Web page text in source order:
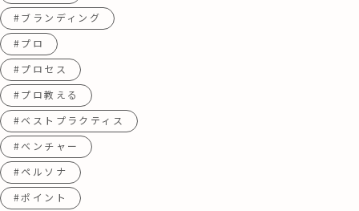
#ブランディング
#プロ
#プロセス
#プロ教える
#ベストプラクティス
#ベンチャー
#ペルソナ
#ポイント